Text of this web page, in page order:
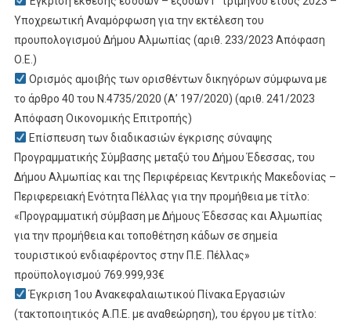
Υποχρεωτική Αναμόρφωση για την εκτέλεση του
προυπολογισμού Δήμου Αλμωπίας (αριθ. 233/2023 Απόφαση
Ο.Ε.)
Ορισμός αμοιβής των ορισθέντων δικηγόρων σύμφωνα με
το άρθρο 40 του Ν.4735/2020 (Α’ 197/2020) (αριθ. 241/2023
Απόφαση Οικονομικής Επιτροπής)
Επίσπευση των διαδικασιών έγκρισης σύναψης
Προγραμματικής Σύμβασης μεταξύ του Δήμου Έδεσσας, του
Δήμου Αλμωπίας και της Περιφέρειας Κεντρικής Μακεδονίας –
Περιφερειακή Ενότητα Πέλλας για την προμήθεια με τίτλο:
«Προγραμματική σύμβαση με Δήμους Έδεσσας και Αλμωπίας
για την προμήθεια και τοποθέτηση κάδων σε σημεία
τουριστικού ενδιαφέροντος στην Π.Ε. Πέλλας»
προϋπολογισμού 769.999,93€
Έγκριση 1ου Ανακεφαλαιωτικού Πίνακα Εργασιών
(τακτοποιητικός Α.Π.Ε. με αναθεώρηση), του έργου με τίτλο: